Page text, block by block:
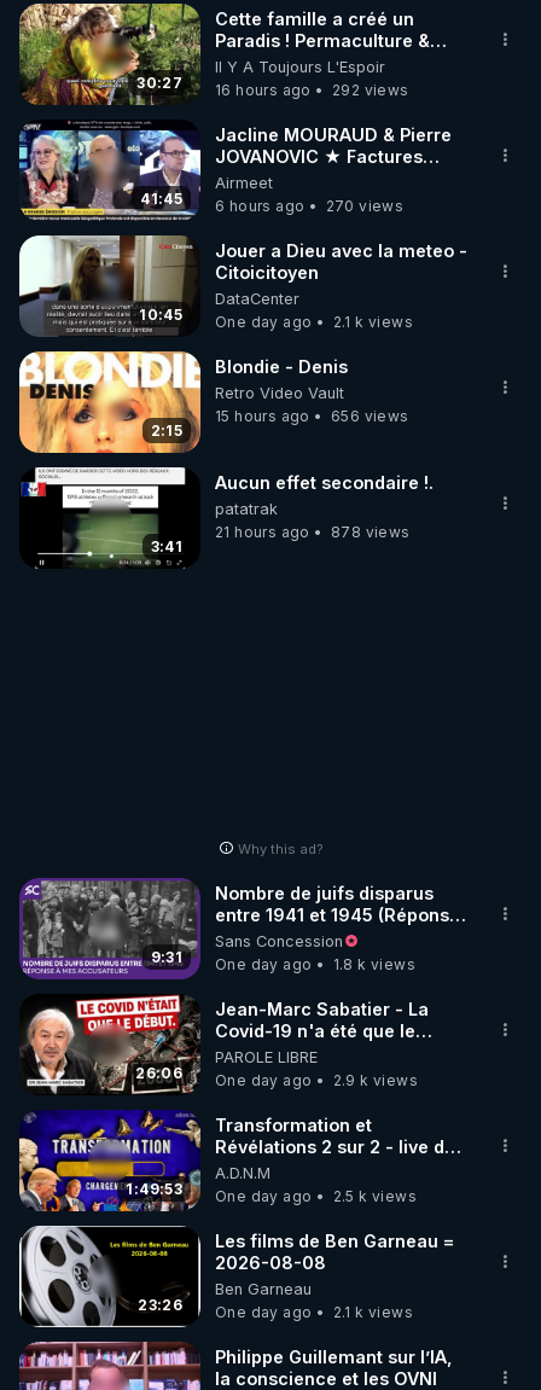
▶ 30 jours gratuit sur l’application de méditation et
de bien-être ENVOL :
Rendez-vous sur https://www.envol.app/code
le code : REGENERE
30:27
Cette famille a créé un
Paradis ! Permaculture &
Autonomie
Il Y A Toujours L'Espoir
16 hours ago
292 views
41:45
Jacline MOURAUD & Pierre
JOVANOVIC ★ Factures
Impayées : Où Est Passé Le
Pognon ?
Airmeet
6 hours ago
270 views
10:45
Jouer a Dieu avec la meteo -
Citoicitoyen
DataCenter
One day ago
2.1 k views
2:15
Blondie - Denis
Retro Video Vault
15 hours ago
656 views
3:41
Aucun effet secondaire !.
patatrak
21 hours ago
878 views
Why this ad?
9:31
Nombre de juifs disparus
entre 1941 et 1945 (Réponse
à mes accusateurs)
Sans Concession
One day ago
1.8 k views
26:06
Jean-Marc Sabatier - La
Covid-19 n'a été que le
début - L'ARNm & l'ARNm-aa
jusqu où auront-t-il ?
PAROLE LIBRE
One day ago
2.9 k views
1:49:53
Transformation et
Révélations 2 sur 2 - live du
07/08/26
A.D.N.M
One day ago
2.5 k views
23:26
Les films de Ben Garneau =
2026-08-08
Ben Garneau
One day ago
2.1 k views
Philippe Guillemant sur l’IA,
la conscience et les OVNI